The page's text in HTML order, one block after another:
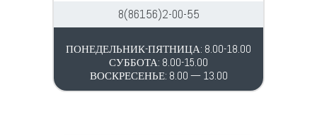
8(86156)2-00-55
ПОНЕДЕЛЬНИК-ПЯТНИЦА: 8.00-18.00
СУББОТА: 8.00-15.00
ВОСКРЕСЕНЬЕ: 8.00 — 13.00